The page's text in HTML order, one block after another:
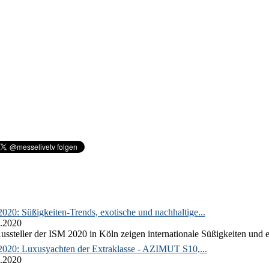
Süßigkeiten-Trends, exotische und nachhaltige...
der ISM 2020 in Köln zeigen internationale Süßigkeiten und
Luxusyachten der Extraklasse - AZIMUT S10,...